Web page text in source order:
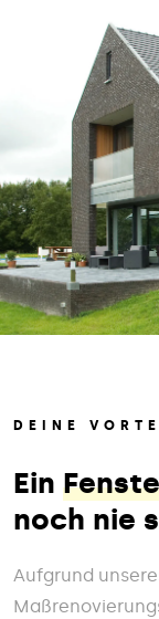
DEINE
Ein
noch nie
Aufgrund